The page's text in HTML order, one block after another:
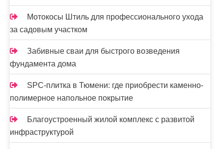
Мотокосы Штиль для профессионального ухода
за садовым участком
Забивные сваи для быстрого возведения
фундамента дома
SPC-плитка в Тюмени: где приобрести каменно-
полимерное напольное покрытие
Благоустроенный жилой комплекс с развитой
инфраструктурой